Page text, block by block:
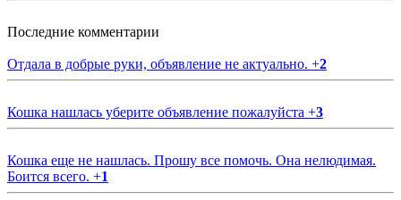
Последние комментарии
Отдала в добрые руки, объявление не актуально. +2
Кошка нашлась уберите объявление пожалуйста +3
Кошка еще не нашлась. Прошу все помочь. Она нелюдимая.
Боится всего. +1